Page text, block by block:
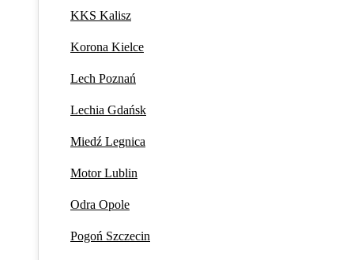
KKS Kalisz
Korona Kielce
Lech Poznań
Lechia Gdańsk
Miedź Legnica
Motor Lublin
Odra Opole
Pogoń Szczecin